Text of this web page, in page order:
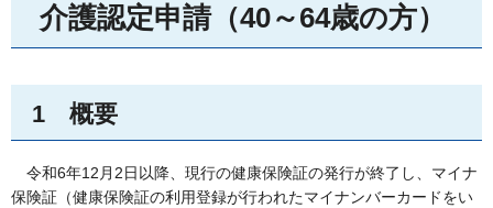
介護認定申請（40～64歳の方）
1 概要
令和6年12月2日以降、現行の健康保険証の発行が終了し、マイナ
保険証（健康保険証の利用登録が行われたマイナンバーカードをい